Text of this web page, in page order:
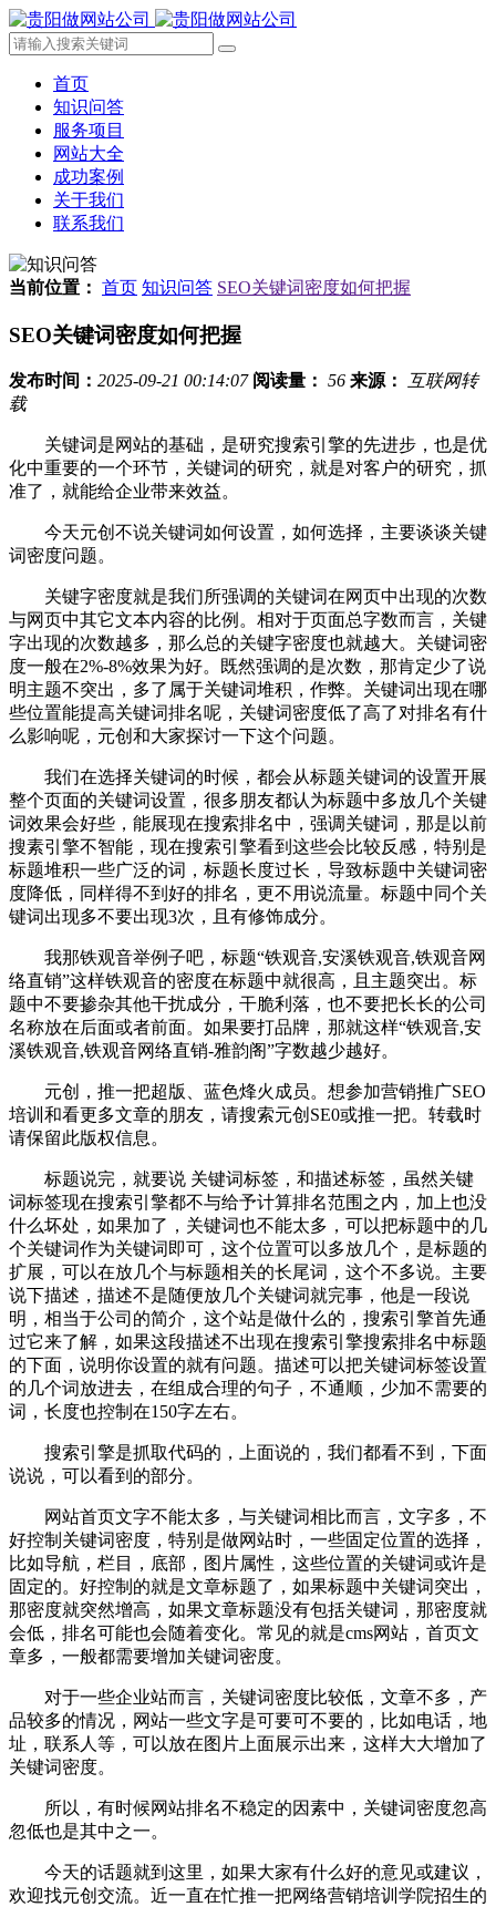
首页
知识问答
服务项目
网站大全
成功案例
关于我们
联系我们
当前位置： 首页 知识问答 SEO关键词密度如何把握
SEO关键词密度如何把握
发布时间： 2025-09-21 00:14:07 阅读量： 56 来源： 互联网转
载
关键词是网站的基础，是研究搜索引擎的先进步，也是优
化中重要的一个环节，关键词的研究，就是对客户的研究，抓
准了，就能给企业带来效益。
今天元创不说关键词如何设置，如何选择，主要谈谈关键
词密度问题。
关键字密度就是我们所强调的关键词在网页中出现的次数
与网页中其它文本内容的比例。相对于页面总字数而言，关键
字出现的次数越多，那么总的关键字密度也就越大。关键词密
度一般在2%-8%效果为好。既然强调的是次数，那肯定少了说
明主题不突出，多了属于关键词堆积，作弊。关键词出现在哪
些位置能提高关键词排名呢，关键词密度低了高了对排名有什
么影响呢，元创和大家探讨一下这个问题。
我们在选择关键词的时候，都会从标题关键词的设置开展
整个页面的关键词设置，很多朋友都认为标题中多放几个关键
词效果会好些，能展现在搜索排名中，强调关键词，那是以前
搜素引擎不智能，现在搜索引擎看到这些会比较反感，特别是
标题堆积一些广泛的词，标题长度过长，导致标题中关键词密
度降低，同样得不到好的排名，更不用说流量。标题中同个关
键词出现多不要出现3次，且有修饰成分。
我那铁观音举例子吧，标题“铁观音,安溪铁观音,铁观音网
络直销”这样铁观音的密度在标题中就很高，且主题突出。标
题中不要掺杂其他干扰成分，干脆利落，也不要把长长的公司
名称放在后面或者前面。如果要打品牌，那就这样“铁观音,安
溪铁观音,铁观音网络直销-雅韵阁”字数越少越好。
元创，推一把超版、蓝色烽火成员。想参加营销推广SEO
培训和看更多文章的朋友，请搜索元创SE0或推一把。转载时
请保留此版权信息。
标题说完，就要说 关键词标签，和描述标签，虽然关键
词标签现在搜索引擎都不与给予计算排名范围之内，加上也没
什么坏处，如果加了，关键词也不能太多，可以把标题中的几
个关键词作为关键词即可，这个位置可以多放几个，是标题的
扩展，可以在放几个与标题相关的长尾词，这个不多说。主要
说下描述，描述不是随便放几个关键词就完事，他是一段说
明，相当于公司的简介，这个站是做什么的，搜索引擎首先通
过它来了解，如果这段描述不出现在搜索引擎搜索排名中标题
的下面，说明你设置的就有问题。描述可以把关键词标签设置
的几个词放进去，在组成合理的句子，不通顺，少加不需要的
词，长度也控制在150字左右。
搜索引擎是抓取代码的，上面说的，我们都看不到，下面
说说，可以看到的部分。
网站首页文字不能太多，与关键词相比而言，文字多，不
好控制关键词密度，特别是做网站时，一些固定位置的选择，
比如导航，栏目，底部，图片属性，这些位置的关键词或许是
固定的。好控制的就是文章标题了，如果标题中关键词突出，
那密度就突然增高，如果文章标题没有包括关键词，那密度就
会低，排名可能也会随着变化。常见的就是cms网站，首页文
章多，一般都需要增加关键词密度。
对于一些企业站而言，关键词密度比较低，文章不多，产
品较多的情况，网站一些文字是可要可不要的，比如电话，地
址，联系人等，可以放在图片上面展示出来，这样大大增加了
关键词密度。
所以，有时候网站排名不稳定的因素中，关键词密度忽高
忽低也是其中之一。
今天的话题就到这里，如果大家有什么好的意见或建议，
欢迎找元创交流。近一直在忙推一把网络营销培训学院招生的